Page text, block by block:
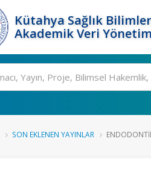
Kütahya Sağlık
Akademik Veri
SON EKLENEN YAYINLAR